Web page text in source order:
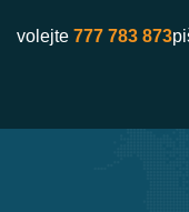
volejte 777 783 873